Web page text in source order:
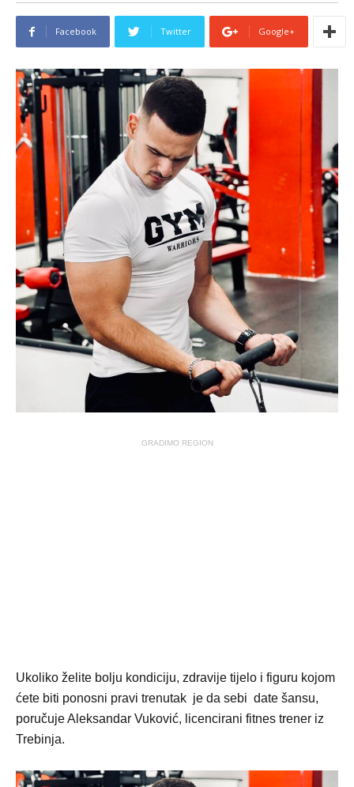
Facebook Twitter Google+
GRADIMO REGION
Ukoliko želite bolju kondiciju, zdravije tijelo i figuru kojom
ćete biti ponosni pravi trenutak je da sebi date šansu,
poručuje Aleksandar Vuković, licencirani fitnes trener iz
Trebinja.